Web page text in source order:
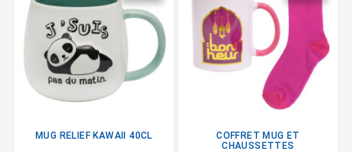
MUG RELIEF KAWAII 40CL
COFFRET MUG ET
CHAUSSETTES